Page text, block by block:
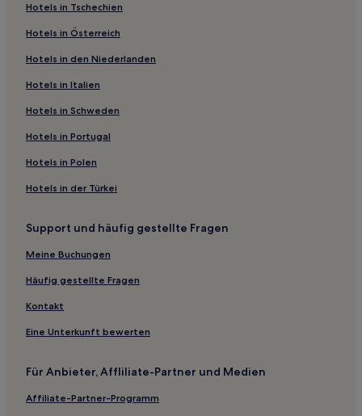
Belchatów Hotels
Gmina Rozprza Hotels
Hotels nahe Kraftwerk von Belchatow
Gmina Kodrąb Hotels
Hotels nahe Bahnhof Opoczno Poludnie
Spala Hotels
Dobryszyce Hotels
Landkreis Radomsko: Hotels
Prusicko Hotels
Kleszczów Hotels
Gmina Żarnów Hotels
Gorzkowice Hotels
Twarda Hotels
Hotels nahe Wawrzkowizna Sport- und Freizeitzentrum
Gmina Ręczno Hotels
Hotels in Tschechien
Hotels in Österreich
Hotels in den Niederlanden
Hotels in Italien
Hotels in Schweden
Hotels in Portugal
Hotels in Polen
Hotels in der Türkei
Support und häufig gestellte Fragen
Meine Buchungen
Häufig gestellte Fragen
Kontakt
Eine Unterkunft bewerten
Für Anbieter, Affliliate-Partner und Medien
Affiliate-Partner-Programm